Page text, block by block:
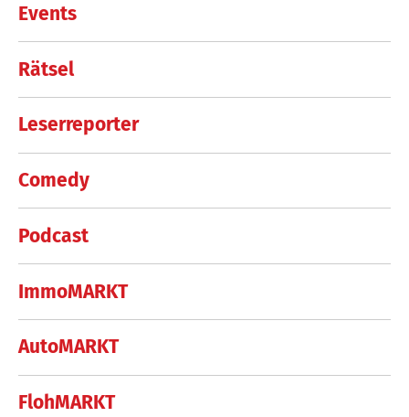
Events
Rätsel
Leserreporter
Comedy
Podcast
ImmoMARKT
AutoMARKT
FlohMARKT